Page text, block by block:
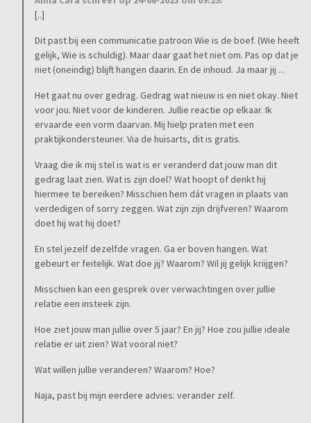
[..]
Dit past bij een communicatie patroon Wie is de boef. (Wie heeft
gelijk, Wie is schuldig). Maar daar gaat het niet om. Pas op dat je
niet (oneindig) blijft hangen daarin. En de inhoud. Ja maar jij ...
Het gaat nu over gedrag. Gedrag wat nieuw is en niet okay. Niet
voor jou. Niet voor de kinderen. Jullie reactie op elkaar. Ik
ervaarde een vorm daarvan. Mij hielp praten met een
praktijkondersteuner. Via de huisarts, dit is gratis.
Vraag die ik mij stel is wat is er veranderd dat jouw man dit
gedrag laat zien. Wat is zijn doel? Wat hoopt of denkt hij
hiermee te bereiken? Misschien hem dát vragen in plaats van
verdedigen of sorry zeggen. Wat zijn zijn drijfveren? Waarom
doet hij wat hij doet?
En stel jezelf dezelfde vragen. Ga er boven hangen. Wat
gebeurt er feitelijk. Wat doe jij? Waarom? Wil jij gelijk kriijgen?
Misschien kan een gesprek over verwachtingen over jullie
relatie een insteek zijn.
Hoe ziet jouw man jullie over 5 jaar? En jij? Hoe zou jullie ideale
relatie er uit zien? Wat vooral niet?
Wat willen jullie veranderen? Waarom? Hoe?
Naja, past bij mijn eerdere advies: verander zelf.